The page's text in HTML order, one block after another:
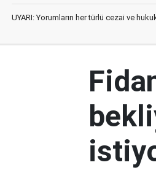
UYARI: Yorumların her türlü cezai ve